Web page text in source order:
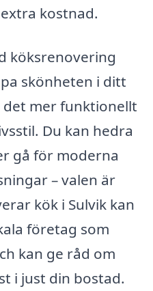
kostnad.
köksrenovering
skönheten i ditt
det mer funktionellt
Du kan hedra
gå för moderna
– valen är
kök i Sulvik kan
företag som
kan ge råd om
i just din bostad.